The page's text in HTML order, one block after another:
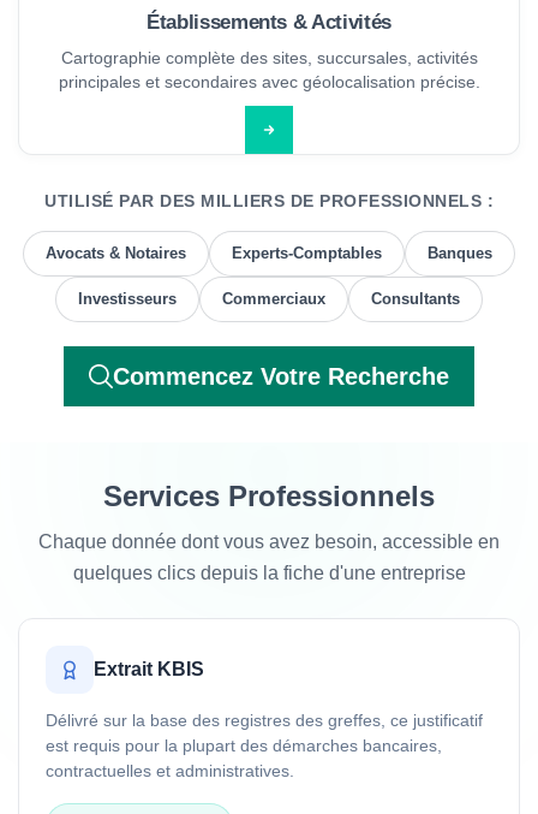
Établissements & Activités
Cartographie complète des sites, succursales, activités
principales et secondaires avec géolocalisation précise.
UTILISÉ PAR DES MILLIERS DE PROFESSIONNELS :
Avocats & Notaires Experts-Comptables Banques
Investisseurs Commerciaux Consultants
Commencez Votre Recherche
Services Professionnels
Chaque donnée dont vous avez besoin, accessible en
quelques clics depuis la fiche d'une entreprise
Extrait KBIS
Délivré sur la base des registres des greffes, ce justificatif
est requis pour la plupart des démarches bancaires,
contractuelles et administratives.